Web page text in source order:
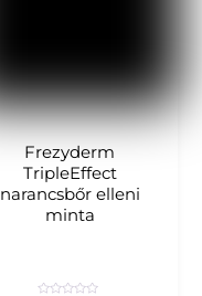
Frezyderm
TripleEffect
narancsbőr elleni
minta